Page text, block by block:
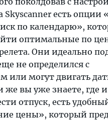
есть опции
по календарю»,
оптимальные по
Они идеально
не определился с
или могут двигать
же вы уже знаете, где и
отпуск, есть
цены», который